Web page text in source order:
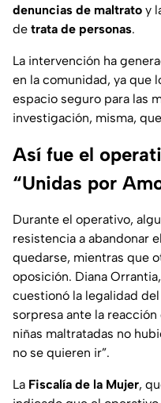
denuncias de maltrato y
de trata de personas.
La intervención ha
en la comunidad, ya que
espacio seguro para las
investigación, misma,
Así fue el
“Unidas por
Durante el operativo,
resistencia a abandonar el
quedarse, mientras que
oposición. Diana
cuestionó la legalidad
sorpresa ante la reacción
niñas maltratadas no
no se quieren ir”.
La Fiscalía de la Mujer,